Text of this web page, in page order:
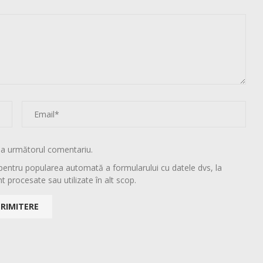
următorul comentariu.
popularea automată a formularului cu datele dvs, la
procesate sau utilizate în alt scop.